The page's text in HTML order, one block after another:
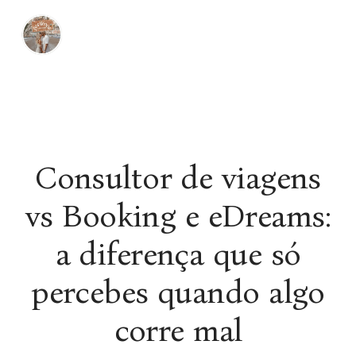
Consultor de viagens
vs Booking e eDreams:
a diferença que só
percebes quando algo
corre mal